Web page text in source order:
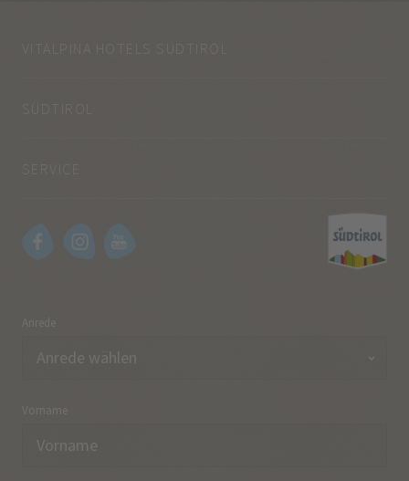
VITALPINA HOTELS SÜDTIROL
SÜDTIROL
Anrede
Vorname